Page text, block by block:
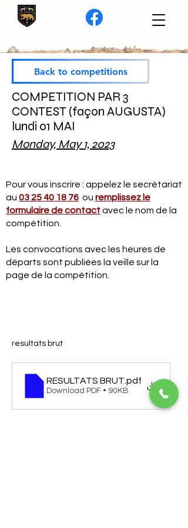
Back to competitions
COMPETITION PAR 3
CONTEST (façon AUGUSTA)
lundi 01 MAI
Monday, May 1, 2023
Pour vous inscrire : appelez le secrétariat
au 03 25 40 18 76 ou remplissez le
formulaire de contactavec le nom de la
compétition.
Les convocations avec les heures de
départs sont publiées la veille sur la
page de la compétition.
resultats brut
RESULTATS BRUT .pdf
Download PDF • 90KB